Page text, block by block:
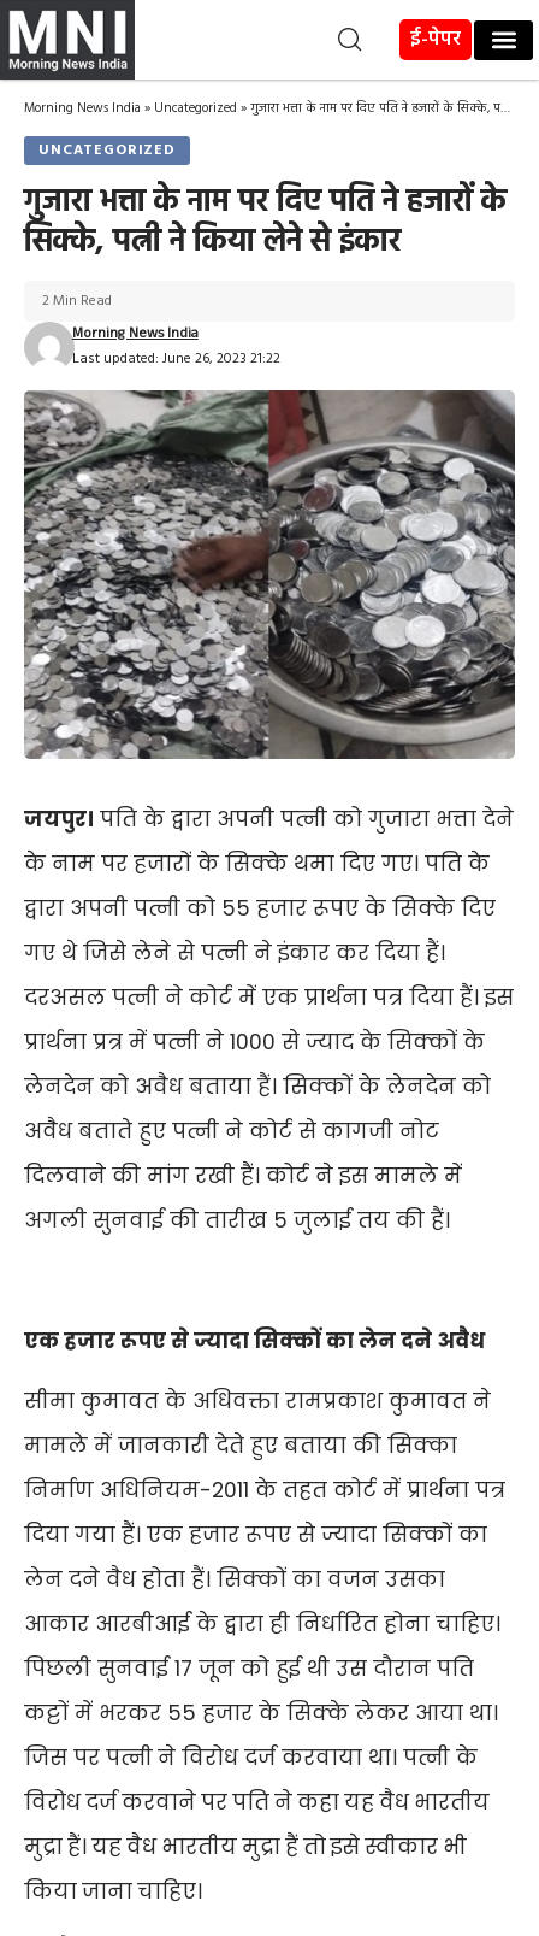
ई-पेपर
Morning News India » Uncategorized »गुजारा भत्ता के नाम पर दिए पति ने हजारों के सिक्के, पत्नी ने किया लेने से इंकार
UNCATEGORIZED
गुजारा भत्ता के नाम पर दिए पति ने हजारों के
सिक्के, पत्नी ने किया लेने से इंकार
Last updated: June 26, 2023 21:22
Morning News India
2 Min Read
जयपुर। पति के द्वारा अपनी पत्नी को गुजारा भत्ता देने
के नाम पर हजारों के सिक्के थमा दिए गए। पति के
द्वारा अपनी पत्नी को 55 हजार रूपए के सिक्के दिए
गए थे जिसे लेने से पत्नी ने इंकार कर दिया हैं।
दरअसल पत्नी ने कोर्ट में एक प्रार्थना पत्र दिया हैं। इस
प्रार्थना प्रत्र में पत्नी ने 1000 से ज्याद के सिक्कों के
लेनदेन को अवैध बताया हैं। सिक्कों के लेनदेन को
अवैध बताते हुए पत्नी ने कोर्ट से कागजी नोट
दिलवाने की मांग रखी हैं। कोर्ट ने इस मामले में
अगली सुनवाई की तारीख 5 जुलाई तय की हैं।
एक हजार रूपए से ज्यादा सिक्कों का लेन दने अवैध
सीमा कुमावत के अधिवक्ता रामप्रकाश कुमावत ने
मामले में जानकारी देते हुए बताया की सिक्का
निर्माण अधिनियम-2011 के तहत कोर्ट में प्रार्थना पत्र
दिया गया हैं। एक हजार रूपए से ज्यादा सिक्कों का
लेन दने वैध होता हैं। सिक्कों का वजन उसका
आकार आरबीआई के द्वारा ही निर्धारित होना चाहिए।
पिछली सुनवाई 17 जून को हुई थी उस दौरान पति
कट्टों में भरकर 55 हजार के सिक्के लेकर आया था।
जिस पर पत्नीने विरोध दर्ज करवाया था। पत्नी के
विरोधदर्जकरवानेपरपतिनेकहायहवैध भारतीय
मुद्राहैं।यहवैध भारतीयमुद्राहैंतोइसेस्वीकार भी
कियाजानाचाहिए।